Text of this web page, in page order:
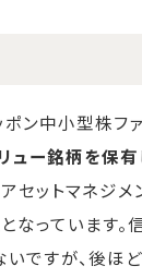
ン中小型株フ
ュー銘柄を保有
セットマネジメ
なっています
いですが、後ほ